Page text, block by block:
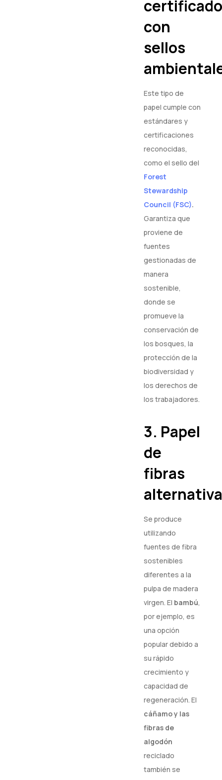
certificado
con
sellos
Este tipo de
papel cumple con
estándares y
certificaciones
reconocidas,
como el sello del
Forest
Stewardship
Council (FSC).
Garantiza que
proviene de
fuentes
gestionadas de
manera
sostenible,
donde se
promueve la
conservación de
los bosques, la
protección de la
biodiversidad y
los derechos de
los trabajadores.
3. Papel
de
fibras
Se produce
utilizando
fuentes de fibra
sostenibles
diferentes a la
pulpa de madera
virgen. El bambú,
por ejemplo, es
una opción
popular debido a
su rápido
crecimiento y
capacidad de
regeneración. El
cáñamo y las
fibras de
algodón
reciclado
también se